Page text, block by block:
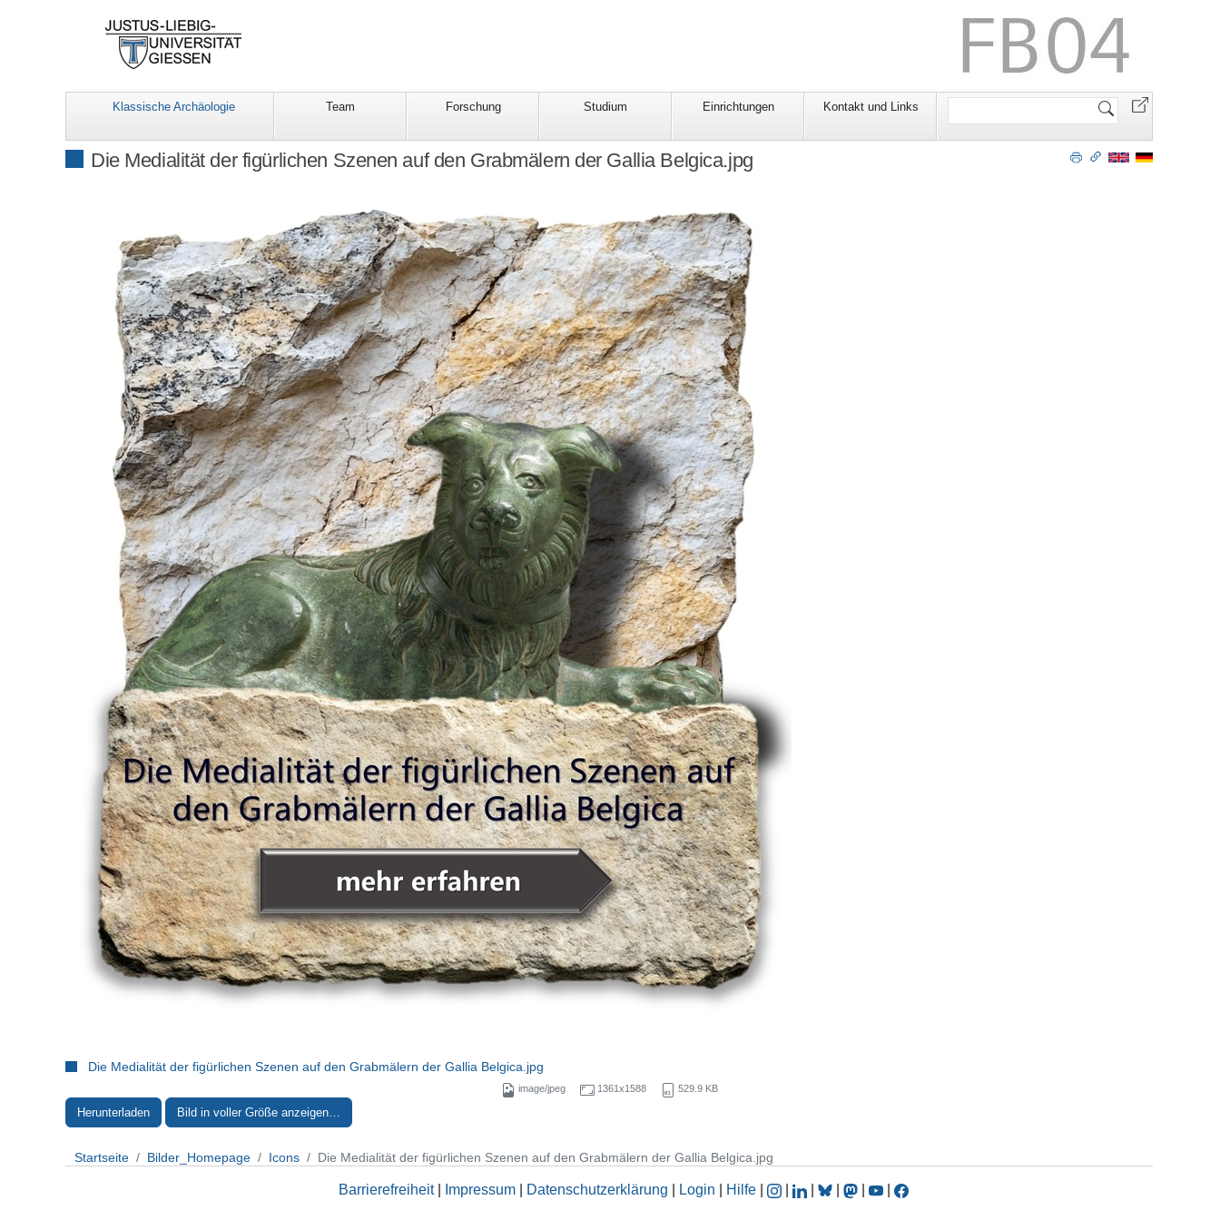
Klassische Archäologie Team Forschung Studium Einrichtungen Kontakt und Links
Website
Die Medialität der figürlichen Szenen auf den Grabmälern der Gallia Belgica.jpg
Die Medialität der figürlichen Szenen auf den Grabmälern der Gallia Belgica.jpg
image/jpeg 1361x1588 529.9 KB
Herunterladen Bild in voller Größe anzeigen…
Startseite Bilder_Homepage Icons Die Medialität der figürlichen Szenen auf den Grabmälern der Gallia Belgica.jpg
Barrierefreiheit| Impressum| Datenschutzerklärung Login Hilfe| |